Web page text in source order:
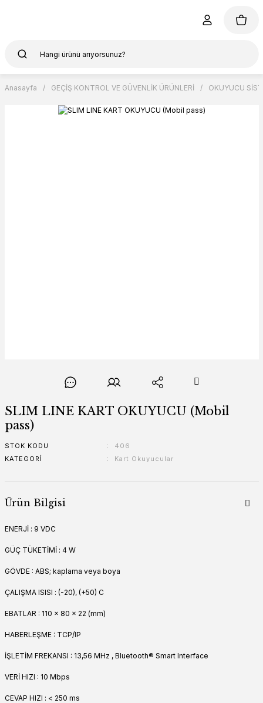
Anasayfa GEÇİŞ KONTROL VE GÜVENLİK ÜRÜNLERİ OKUYUCU
SLIM LINE KART OKUYUCU (Mobil
pass)
STOK KODU
406
KATEGORI
Kart Okuyucular
Ürün Bilgisi
ENERJİ : 9 VDC
GÜÇ TÜKETİMİ : 4 W
GÖVDE : ABS; kaplama veya boya
ÇALIŞMA ISISI : (-20), (+50) C
EBATLAR : 110 x 80 x 22 (mm)
HABERLEŞME : TCP/IP
İŞLETİM FREKANSI : 13,56 MHz , Bluetooth® Smart Interface
VERİ HIZI : 10 Mbps
CEVAP HIZI : < 250 ms